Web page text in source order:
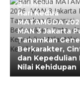
14 Jul 2026
Hari Kedua
MATAMUDA
MAN 3 Jakarta
Tanamkan
Berkarakter,
dan Kepedulian
Nilai Kehidupan